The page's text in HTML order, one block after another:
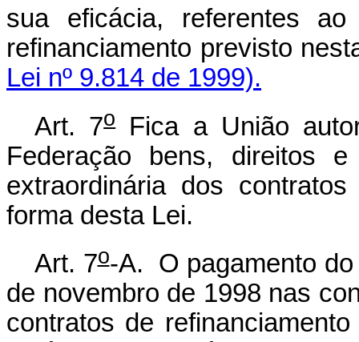
sua eficácia, referentes
refinanciamento
Lei nº 9.814 de 1999).
Art. 7oFica a União
Federação bens, direitos
extraordinária dos
forma desta Lei.
Art. 7o-A. O pagamento
de novembro de 1998 nas
contratos de